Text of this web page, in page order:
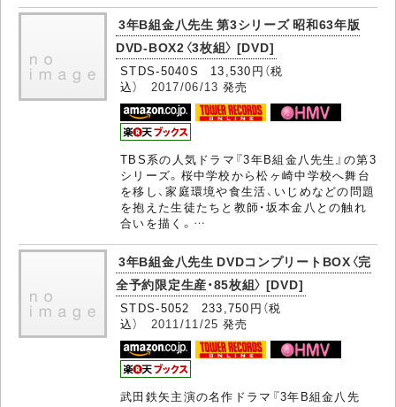
3年B組金八先生 第3シリーズ 昭和63年版
DVD-BOX2〈3枚組〉 [DVD]
STDS-5040S 13,530円（税
込） 2017/06/13 発売
TBS系の人気ドラマ『3年B組金八先生』の第3
シリーズ。桜中学校から松ヶ崎中学校へ舞台
を移し、家庭環境や食生活、いじめなどの問題
を抱えた生徒たちと教師・坂本金八との触れ
合いを描く。…
3年B組金八先生 DVDコンプリートBOX〈完
全予約限定生産・85枚組〉 [DVD]
STDS-5052 233,750円（税
込） 2011/11/25 発売
武田鉄矢主演の名作ドラマ『3年B組金八先